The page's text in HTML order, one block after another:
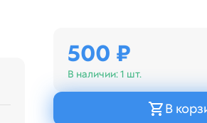
500 ₽
В наличии:1 шт.
В